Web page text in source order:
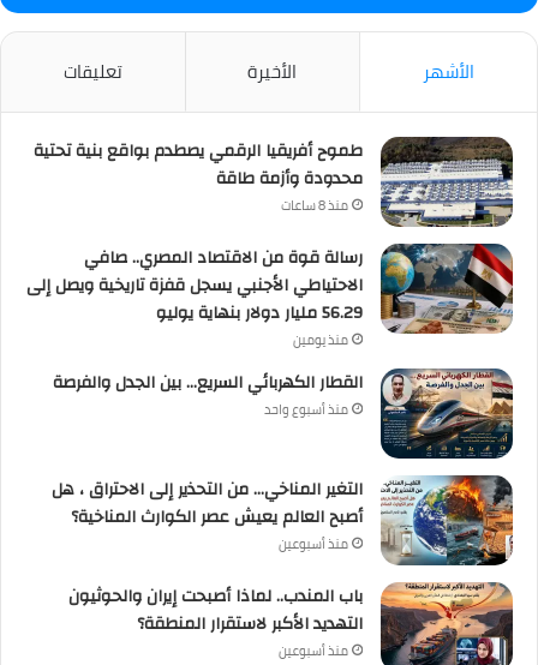
الأشهر الأخيرة تعليقات
طموح أفريقيا الرقمي يصطدم بواقع بنية تحتية
محدودة وأزمة طاقة
منذ 8 ساعات
رسالة قوة من الاقتصاد المصري.. صافي
الاحتياطي الأجنبي يسجل قفزة تاريخية ويصل إلى
56.29 مليار دولار بنهاية يوليو
منذ يومين
القطار الكهربائي السريع… بين الجدل والفرصة
منذ أسبوع واحد
التغير المناخي… من التحذير إلى الاحتراق ، هل
أصبح العالم يعيش عصر الكوارث المناخية؟
منذ أسبوعين
باب المندب.. لماذا أصبحت إيران والحوثيون
التهديد الأكبر لاستقرار المنطقة؟
منذ أسبوعين